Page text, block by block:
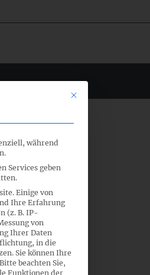
Mit diesem Button
während
Services geben
Einige von
Ihre Erfahrung
(z. B. IP-
von
Ihrer Daten
in die
Sie können Ihre
Bitte beachten Sie,
Funktionen der